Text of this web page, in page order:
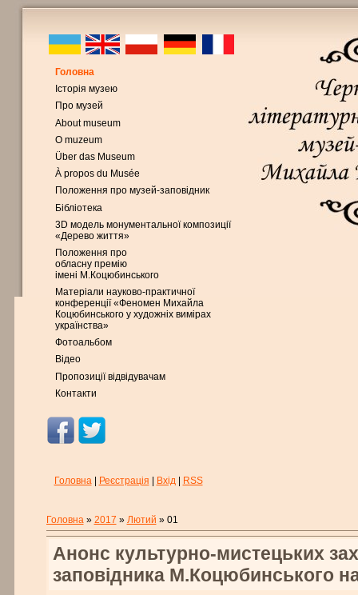
Головна
Історія музею
Про музей
About museum
O muzeum
Über das Museum
À propos du Musée
Положення про музей-заповідник
Бібліотека
3D модель монументальної композиції
«Дерево життя»
Положення про
обласну премію
імені М.Коцюбинського
Матеріали науково-практичної
конференції «Феномен Михайла
Коцюбинського у художніх вимірах
українства»
Фотоальбом
Відео
Пропозиції відвідувачам
Контакти
Головна| Реєстрація Вхід| RSS
Головна» 2017 » Лютий » 01
Анонс культурно-мистецьких
заповідника М.Коцюбинського